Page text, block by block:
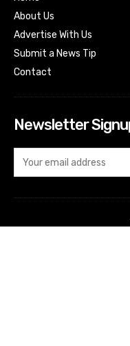
About Us
Advertise With Us
Submit a News Tip
Contact
Newsletter